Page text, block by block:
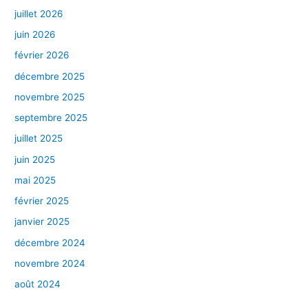
juillet 2026
juin 2026
février 2026
décembre 2025
novembre 2025
septembre 2025
juillet 2025
juin 2025
mai 2025
février 2025
janvier 2025
décembre 2024
novembre 2024
août 2024